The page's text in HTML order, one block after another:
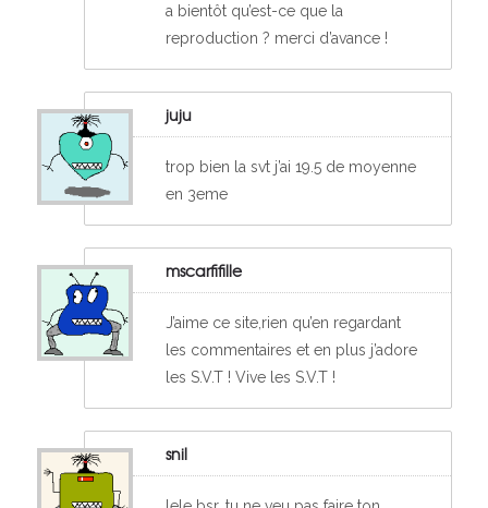
a bientôt qu’est-ce que la
reproduction ? merci d’avance !
juju
trop bien la svt j’ai 19.5 de moyenne
en 3eme
mscarfifille
J’aime ce site,rien qu’en regardant
les commentaires et en plus j’adore
les S.V.T ! Vive les S.V.T !
snil